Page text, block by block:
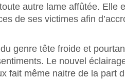
autre lame affûtée. Elle
de ses victimes afin
genre tête froide et
Le nouvel
fait même naitre de la part